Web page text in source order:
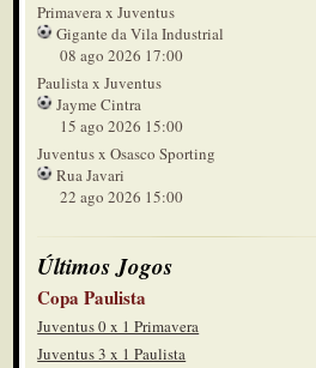
Primavera x Juventus
Gigante da Vila Industrial
08 ago 2026 17:00
Paulista x Juventus
Jayme Cintra
15 ago 2026 15:00
Juventus x Osasco Sporting
Rua Javari
22 ago 2026 15:00
Últimos Jogos
Copa Paulista
Juventus 0 x 1 Primavera
Juventus 3 x 1 Paulista